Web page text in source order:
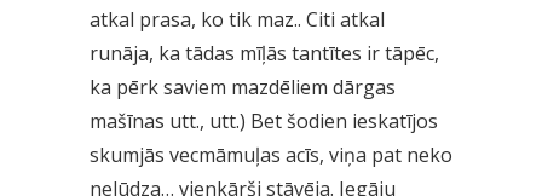
atkal prasa, ko tik maz.. Citi atkal
runāja, ka tādas mīļās tantītes ir tāpēc,
ka pērk saviem mazdēliem dārgas
mašīnas utt., utt.) Bet šodien ieskatījos
skumjās vecmāmuļas acīs, viņa pat neko
nelūdza… vienkārši stāvēja. Iegāju